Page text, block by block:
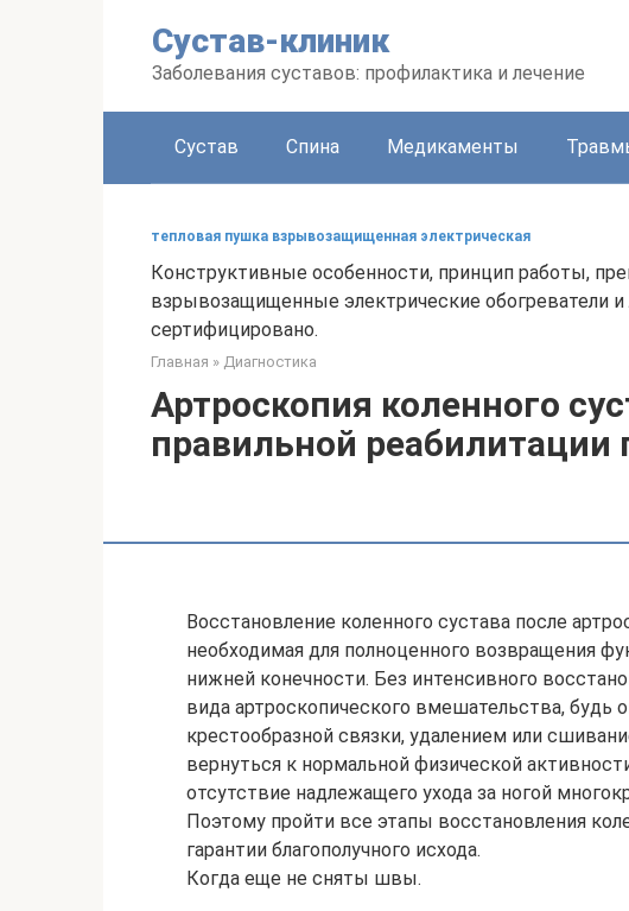
Сустав-клиник
Заболевания суставов: профилактика и лечение
Сустав Спина Медикаменты
тепловая пушка взрывозащищенная электрическая
Конструктивные особенности, принцип работы,
взрывозащищенные электрические обогреватели
сертифицировано.
Главная » Диагностика
Артроскопия коленного
правильной реабилитации
Восстановление коленного сустава после
необходимая для полноценного возвращения
нижней конечности. Без интенсивного
вида артроскопического вмешательства, будь
крестообразной связки, удалением или
вернуться к нормальной физической
отсутствие надлежащего ухода за ногой
Поэтому пройти все этапы восстановления
гарантии благополучного исхода.
Когда еще не сняты швы.